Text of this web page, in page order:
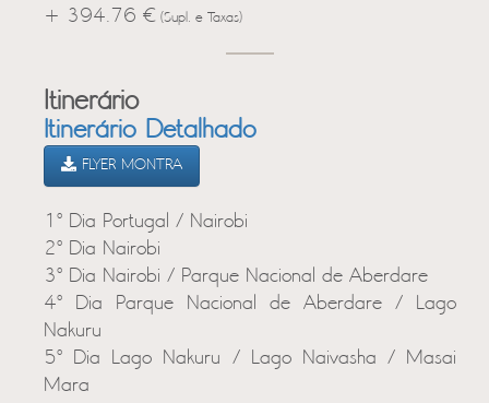
+ 394.76 € (Supl. e Taxas)
Itinerário
Itinerário Detalhado
FLYER MONTRA
1º Dia Portugal / Nairobi
2º Dia Nairobi
3º Dia Nairobi / Parque Nacional de Aberdare
4º Dia Parque Nacional de Aberdare / Lago
Nakuru
5º Dia Lago Nakuru / Lago Naivasha / Masai
Mara